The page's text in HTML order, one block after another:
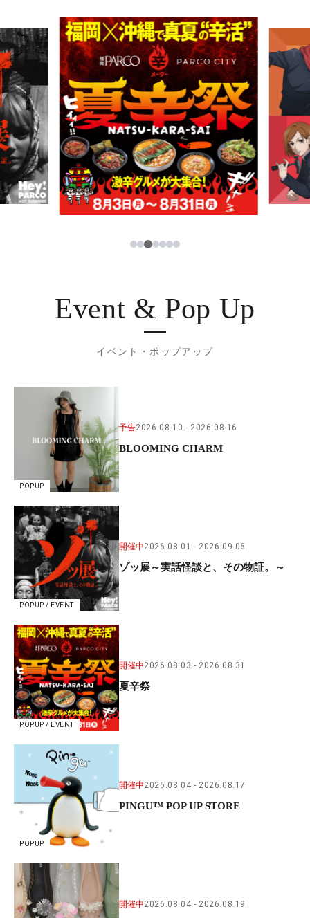
PARCOメンバーズ
123456
Event & Pop Up
イベント・ポップアップ
POPUP
予告2026.08.10 2026.08.16
BLOOMING CHARM
POPUP / EVENT
開催中2026.08.01 2026.09.06
ゾッ展～実話怪談と、その物証。～
POPUP / EVENT
開催中2026.08.03 2026.08.31
夏辛祭
POPUP
開催中2026.08.04 2026.08.17
PINGU™ POP UP STORE
開催中2026.08.04 2026.08.19